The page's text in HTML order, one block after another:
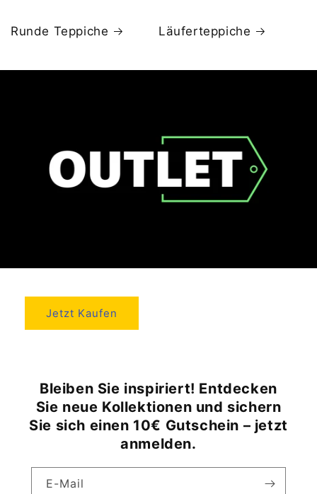
Runde Teppiche Läuferteppiche
Jetzt Kaufen
Bleiben Sie inspiriert! Entdecken
Sie neue Kollektionen und sichern
Sie sich einen 10€ Gutschein – jetzt
anmelden.
E-Mail